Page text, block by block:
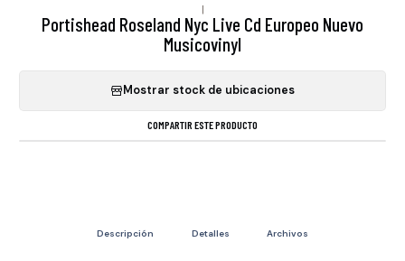
|
Portishead Roseland Nyc Live Cd Europeo Nuevo
Musicovinyl
Mostrar stock de ubicaciones
COMPARTIR ESTE PRODUCTO
Descripción Detalles Archivos